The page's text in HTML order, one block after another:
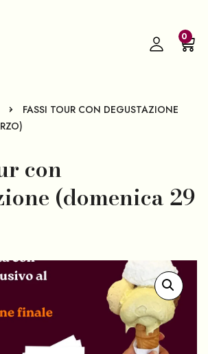
0
-
FASSI TOUR CON DEGUSTAZIONE
con
(domenica 29